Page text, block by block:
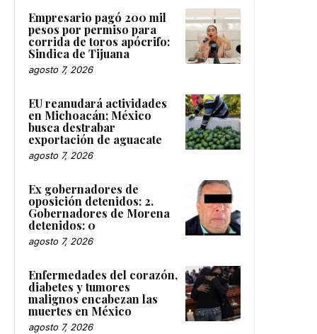
Empresario pagó 200 mil
pesos por permiso para
corrida de toros apócrifo:
Sindica de Tijuana
agosto 7, 2026
EU reanudará actividades
en Michoacán; México
busca destrabar
exportación de aguacate
agosto 7, 2026
Ex gobernadores de
oposición detenidos: 2.
Gobernadores de Morena
detenidos: 0
agosto 7, 2026
Enfermedades del corazón,
diabetes y tumores
malignos encabezan las
muertes en México
agosto 7, 2026